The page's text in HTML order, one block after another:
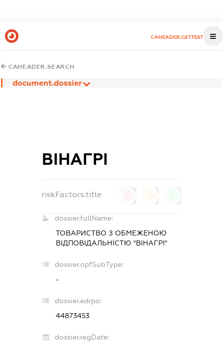
CAHEADER.GETTEST
CAHEADER.SEARCH
document.dossier
ВІНАГРІ
riskFactors.title
dossier.fullName:
ТОВАРИСТВО З ОБМЕЖЕНОЮ
ВІДПОВІДАЛЬНІСТЮ "ВІНАГРІ"
dossier.opfSubType:
-
dossier.edrpo:
44873453
dossier.regDate: